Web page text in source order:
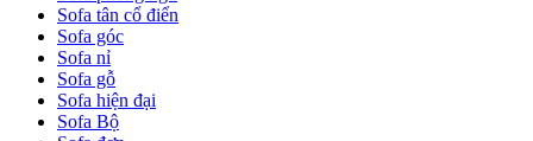
Sofa tân cổ điển
Sofa góc
Sofa nỉ
Sofa gỗ
Sofa hiện đại
Sofa Bộ